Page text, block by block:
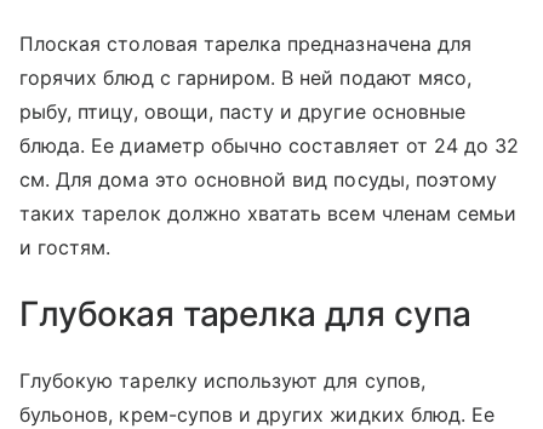
Плоская столовая тарелка предназначена для
горячих блюд с гарниром. В ней подают мясо,
рыбу, птицу, овощи, пасту и другие основные
блюда. Ее диаметр обычно составляет от 24 до 32
см. Для дома это основной вид посуды, поэтому
таких тарелок должно хватать всем членам семьи
и гостям.
Глубокая тарелка для супа
Глубокую тарелку используют для супов,
бульонов, крем-супов и других жидких блюд. Ее